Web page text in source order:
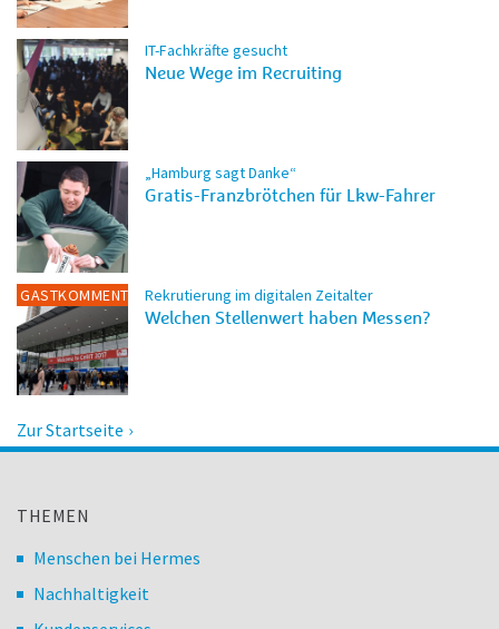
IT-Fachkräfte gesucht
Neue Wege im Recruiting
„Hamburg sagt Danke“
Gratis-Franzbrötchen für Lkw-Fahrer
GASTKOMMENTARRekrutierung im digitalen Zeitalter
Welchen Stellenwert haben Messen?
Zur Startseite
THEMEN
Menschen bei Hermes
Nachhaltigkeit